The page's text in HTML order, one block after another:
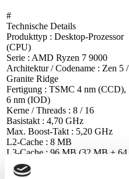
#
Technische Details
Produkttyp : Desktop-Prozessor
(CPU)
Serie : AMD Ryzen 7 9000
Architektur / Codename : Zen 5 /
Granite Ridge
Fertigung : TSMC 4 nm (CCD),
6 nm (IOD)
Kerne / Threads : 8 / 16
Basistakt : 4,70 GHz
Max. Boost-Takt : 5,20 GHz
L2-Cache : 8 MB
L3-Cache : 96 MB (32 MB + 64
MB 3D V-Cache)
TDP : 120 W